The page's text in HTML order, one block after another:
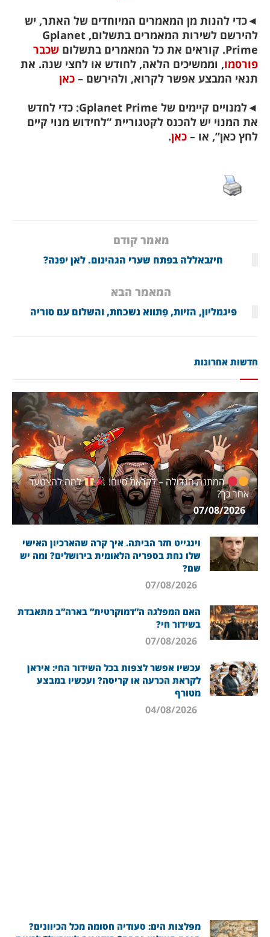
◄כדי להנות מן המאמרים המיוחדים של האתר, יש
להירשם לשירות המאמרים בתשלום, Gplanet
Prime. קוראים את כל המאמרים בתשלום
שכבר
פורסמו, וממשיכים הלאה, לחודש או לחצי שנה. את
תנאי המבצע אפשר לקרוא, ולהירשם – כאן
◄
למנויים קיימים של Gplanet Prime: כדי לחדש
את המנוי יש להכנס לקטגוריית “לחידוש מנוי קיים
לחץ כאן”, או – כאן.
מאמר קודם
חיזבאללה בפתח שערי הגהינום. לאן יפנה?
המאמר הבא
פיגמליון, הזיות, פַתווא נשכחת, והשלום עם סוריה
חדשות אחרונות
המתנה הגדולה – לקראת סיום!
למה להצטער
אחר כך?
07/08/2026
וינגייט חזר הביתה. איך קרה שהארכיון האישי
שלו נחת בספריה הלאומית בירושלים? ומה יש
שם?
האם המפלגה ה”דמוקרטית” בארה”ב מתאבדת
בשידור חי?
עכשיו אפשר לצפות בכל השידור החי: איראן
לקראת הכרעה או קריסה? ועכשיו במבצע
מטורף
מפלצות הים: סעודיה חסומה מכל הכיוונים?